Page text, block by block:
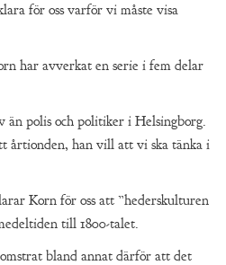
för oss varför vi måste visa
har avverkat en serie i fem delar
polis och politiker i Helsingborg.
han vill att vi ska tänka i
Korn för oss att ”hederskulturen
till 1800-talet.
bland annat därför att det